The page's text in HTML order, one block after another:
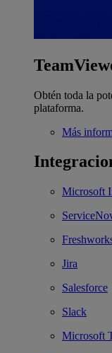
Obtén toda la
plataforma.
Más
Microsoft
Jira
Salesforce
Slack
Microsoft